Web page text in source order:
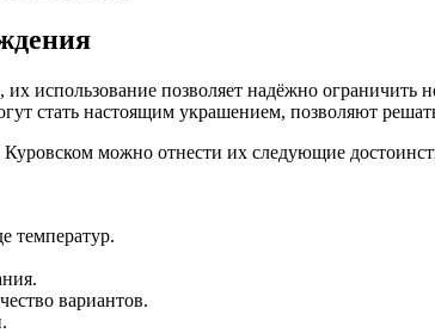
использование позволяет надёжно
стать настоящим украшением, позволяют
можно отнести их следующие
температур.
вариантов.